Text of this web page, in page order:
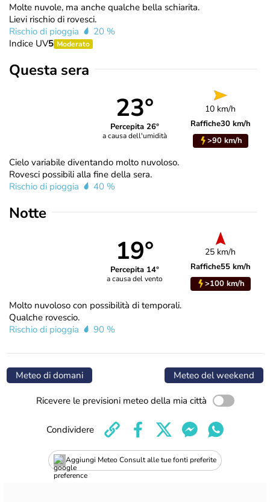
Molte nuvole, ma anche qualche bella schiarita.
Lievi rischio di rovesci.
Rischio di pioggia
20 %
Indice UV5 Moderato
Questa sera
23°
Percepita 26°
a causa dell'umidità
10 km/h
Raffiche30 km/h
>90 km/h
Cielo variabile diventando molto nuvoloso.
Rovesci possibili alla fine della sera.
Rischio di pioggia
40 %
Notte
19°
Percepita 14°
a causa del vento
25 km/h
Raffiche55 km/h
>100 km/h
Molto nuvoloso con possibilità di temporali.
Qualche rovescio.
Rischio di pioggia
90 %
Meteo di domani Meteo del weekend
Ricevere le previsioni meteo della mia città
Aggiungi Meteo Consult alle tue fonti preferite
Condividere